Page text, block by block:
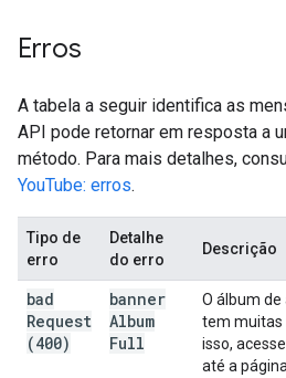
Erros
A tabela a seguir identifica as
API pode retornar em resposta a
método. Para mais detalhes,
YouTube: erros.
Tipo de
erro
Detalhe
do erro
Descrição
bad
Request
(400)
banner
Album
Full
O álbum de
tem muitas
isso,
até a